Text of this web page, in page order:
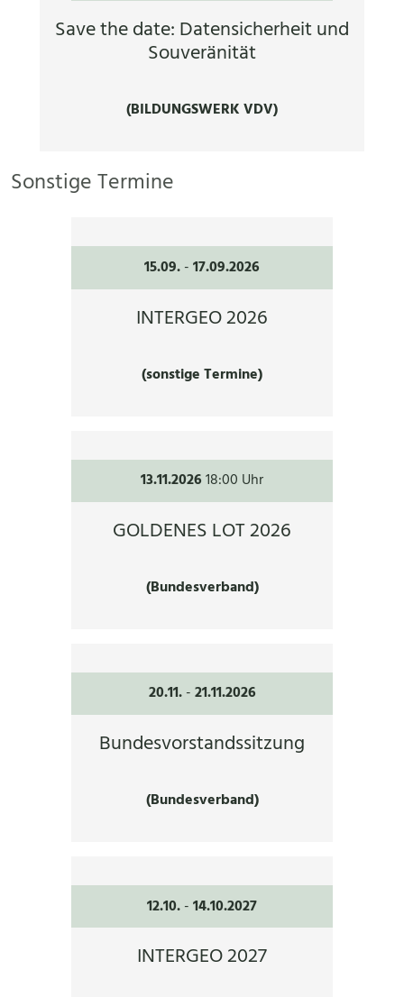
Save the date: Datensicherheit und
Souveränität
(BILDUNGSWERK VDV)
Sonstige Termine
15.09.-17.09.2026
INTERGEO 2026
(sonstige Termine)
13.11.202618:00 Uhr
GOLDENES LOT 2026
(Bundesverband)
20.11. -21.11.2026
Bundesvorstandssitzung
(Bundesverband)
12.10.-14.10.2027
INTERGEO 2027